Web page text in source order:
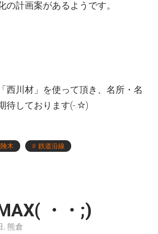
の計画案があるようです。
西川材」を使って頂き、名所・名
待しております(-.☆)
木 鉄道沿線
・・;)
, 熊倉